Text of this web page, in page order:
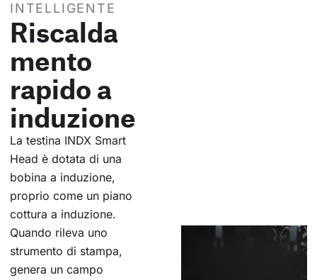
INTELLIGENTE
Riscalda
mento
rapido a
induzione
La testina INDX Smart
Head è dotata di una
bobina a induzione,
proprio come un piano
cottura a induzione.
Quando rileva uno
strumento di stampa,
genera un campo